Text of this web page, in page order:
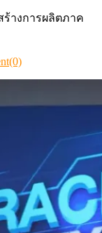
างการผลิตภาค